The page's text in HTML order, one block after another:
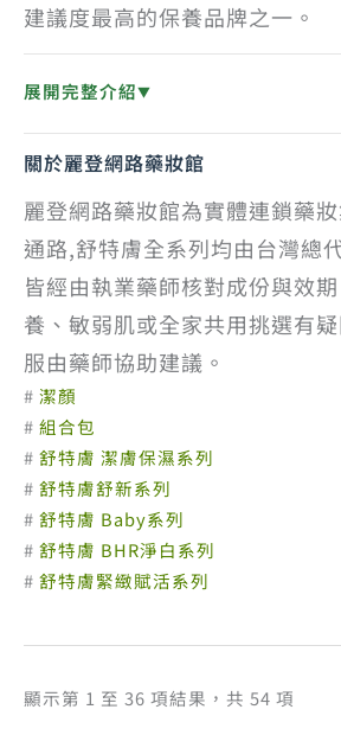
建議度最高的保養品牌之一。
展開完整介紹▼
關於麗登網路藥妝館
麗登網路藥妝館為實體連鎖藥
通路,舒特膚全系列均由台灣總
皆經由執業藥師核對成份與效
養、敏弱肌或全家共用挑選有
服由藥師協助建議。
# 潔顏
# 組合包
# 舒特膚 潔膚保濕系列
# 舒特膚舒新系列
# 舒特膚 Baby系列
# 舒特膚 BHR淨白系列
# 舒特膚緊緻賦活系列
顯示第 1 至 36 項結果，共 54 項